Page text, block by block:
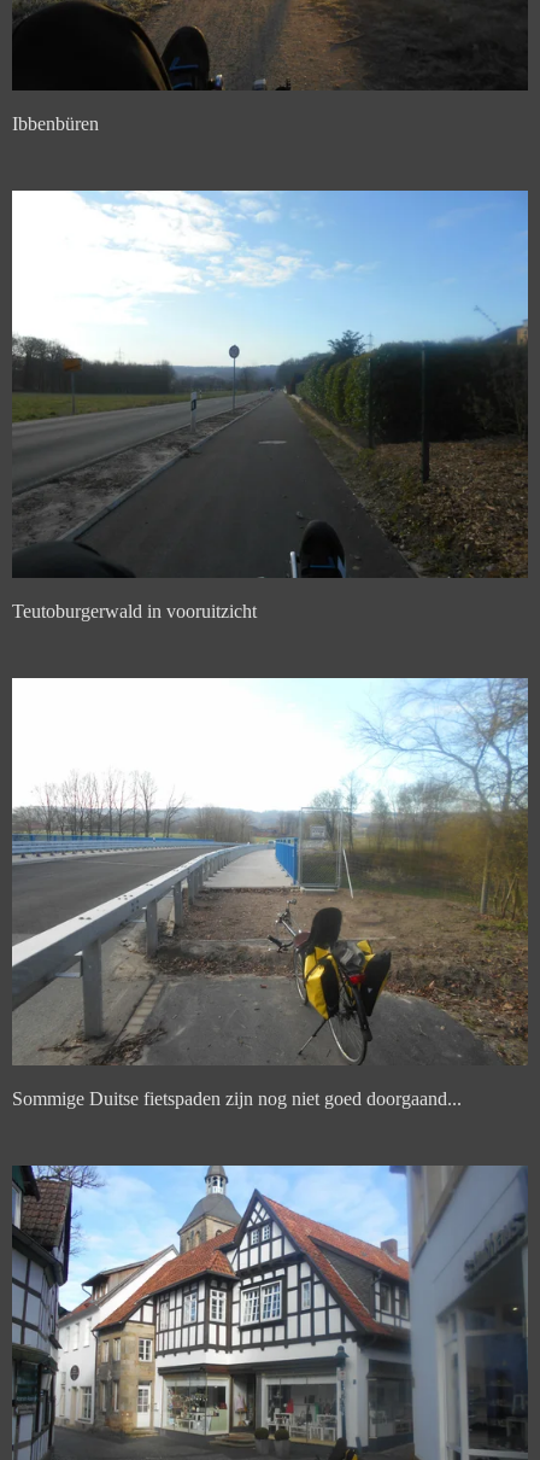
Ibbenbüren
Teutoburgerwald in vooruitzicht
Sommige Duitse fietspaden zijn nog niet goed doorgaand...